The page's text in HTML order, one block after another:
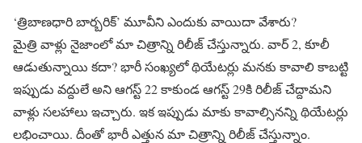
‘త్రిబాణధారి బార్బరిక్’ మూవీని ఎందుకు వాయిదా వేశారు?
మైత్రి వాళ్లు నైజాంలో మా చిత్రాన్ని రిలీజ్ చేస్తున్నారు. వార్ 2, కూలీ
ఆడుతున్నాయి కదా? భారీ సంఖ్యలో థియేటర్లు మనకు కావాలి కాబట్టి
ఇప్పుడు వద్దులే అని ఆగస్ట్ 22 కాకుండ ఆగస్ట్ 29కి రిలీజ్ చేద్దామని
వాళ్లు సలహాలు ఇచ్చారు. ఇక ఇప్పుడు మాకు కావాల్సినన్ని థియేటర్లు
లభించాయి. దీంతో భారీ ఎత్తున మా చిత్రాన్ని రిలీజ్ చేస్తున్నాం.